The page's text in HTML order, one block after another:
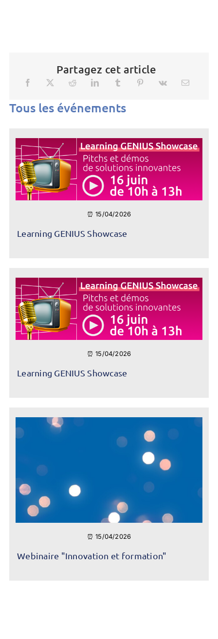
Partagez cet article
Tous les événements
⏰ 15/04/2026
Learning GENIUS Showcase
⏰ 15/04/2026
Learning GENIUS Showcase
⏰ 15/04/2026
Webinaire "Innovation et formation"